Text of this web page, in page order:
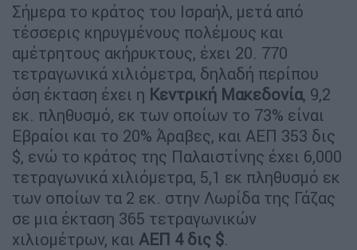
Σήμερα το κράτος του Ισραήλ, μετά από
τέσσερις κηρυγμένους πολέμους και
αμέτρητους ακήρυκτους, έχει 20. 770
τετραγωνικά χιλιόμετρα, δηλαδή περίπου
όση έκταση έχει η Κεντρική Μακεδονία, 9,2
εκ. πληθυσμό, εκ των οποίων το 73% είναι
Εβραίοι και το 20% Άραβες, και ΑΕΠ 353 δις
$, ενώ το κράτος της Παλαιστίνης έχει 6,000
τετραγωνικά χιλιόμετρα, 5,1 εκ πληθυσμό εκ
των οποίων τα 2 εκ. στην Λωρίδα της Γάζας
σε μια έκταση 365 τετραγωνικών
χιλιομέτρων, και ΑΕΠ 4 δις $.